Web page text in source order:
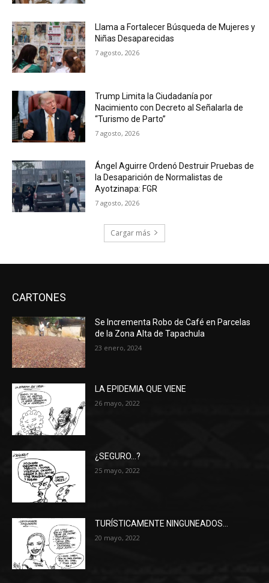
Llama a Fortalecer Búsqueda de Mujeres y
Niñas Desaparecidas
7 agosto, 2026
Trump Limita la Ciudadanía por
Nacimiento con Decreto al Señalarla de
“Turismo de Parto”
7 agosto, 2026
Ángel Aguirre Ordenó Destruir Pruebas de
la Desaparición de Normalistas de
Ayotzinapa: FGR
7 agosto, 2026
Cargar más
CARTONES
Se Incrementa Robo de Café en Parcelas
de la Zona Alta de Tapachula
23 enero, 2024
LA EPIDEMIA QUE VIENE
26 mayo, 2022
¿SEGURO…?
25 mayo, 2022
TURÍSTICAMENTE NINGUNEADOS…
20 mayo, 2022